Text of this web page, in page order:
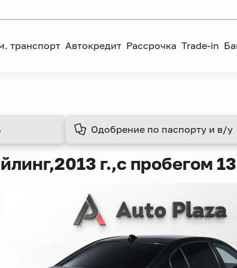
транспорт Автокредит Рассрочка Trade-in
Одобрение по паспорту и в/у
2013 г.,с пробегом